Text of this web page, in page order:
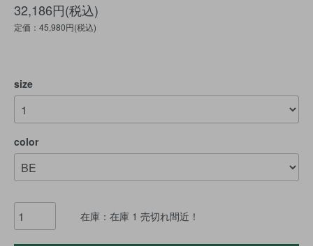
32,186円(税込)
定価：45,980円(税込)
size
color
在庫：在庫 1 売切れ間近！